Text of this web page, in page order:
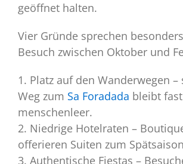
geöffnet halten.
Vier Gründe sprechen
Besuch zwischen Oktober und
1. Platz auf den Wanderwegen –
Weg zum Sa Foradada bleibt fast
menschenleer.
2. Niedrige Hotelraten –
offerieren Suiten zum
3. Authentische Fiestas –